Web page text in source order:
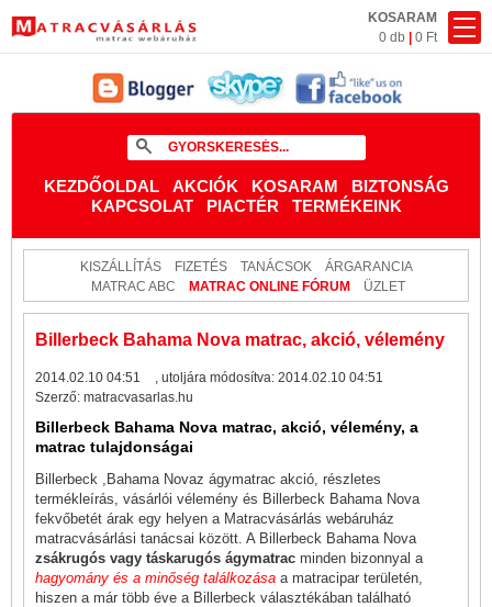
KOSARAM
0 db
0 Ft
KEZDŐOLDAL AKCIÓK KOSARAM
BIZTONSÁG
KAPCSOLAT
PIACTÉR TERMÉKEINK
KISZÁLLÍTÁS FIZETÉS TANÁCSOK
ÁRGARANCIA
MATRAC ABC
MATRAC ONLINE FÓRUM ÜZLET
Billerbeck Bahama Nova matrac, akció, vélemény
2014.02.10 04:51 , utoljára módosítva: 2014.02.10 04:51
Szerző: matracvasarlas.hu
Billerbeck Bahama Nova matrac, akció, vélemény, a
matrac tulajdonságai
Billerbeck ,Bahama Novaz ágymatrac akció, részletes
termékleírás, vásárlói vélemény és Billerbeck Bahama Nova
fekvőbetét árak egy helyen a Matracvásárlás webáruház
matracvásárlási tanácsai között. A Billerbeck Bahama Nova
zsákrugós vagy táskarugós ágymatrac minden bizonnyal a
hagyomány és a minőség találkozása a matracipar területén,
hiszen a már több éve a Billerbeck választékában található